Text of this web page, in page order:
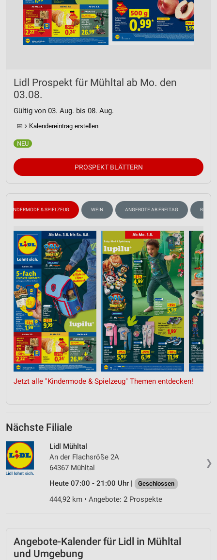
Lidl Prospekt für Mühltal ab Mo. den
03.08.
Gültig von 03. Aug. bis 08. Aug.
📅 Kalendereintrag erstellen
PROSPEKT BLÄTTERN
KINDERMODE & SPIELZEUG WEIN ANGEBOTE AB FREITAG
Jetzt alle "Kindermode & Spielzeug" Themen entdecken!
Nächste Filiale
❯
Lidl Mühltal
An der Flachsröße 2A
64367 Mühltal
Heute 07:00 - 21:00 Uhr |
Geschlossen
444,92 km • Angebote: 2 Prospekte
Angebote-Kalender für Lidl in Mühltal
und Umgebung